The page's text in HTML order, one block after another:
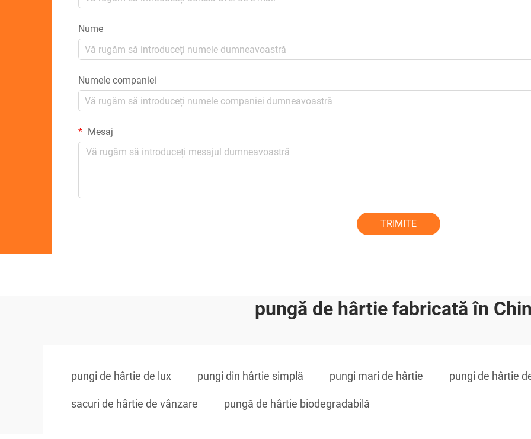
Nume
Numele companiei
Mesaj
TRIMITE
pungă de hârtie fabricată în
pungi de hârtie de lux pungi din hârtie simplă pungi mari de hârtie pungi de hârtie
sacuri de hârtie de vânzare pungă de hârtie biodegradabilă